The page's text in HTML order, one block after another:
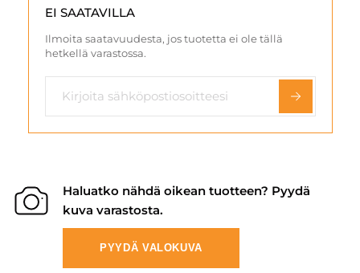
EI SAATAVILLA
Ilmoita saatavuudesta, jos tuotetta ei ole tällä
hetkellä varastossa.
Haluatko nähdä oikean tuotteen? Pyydä
kuva varastosta.
PYYDÄ VALOKUVA